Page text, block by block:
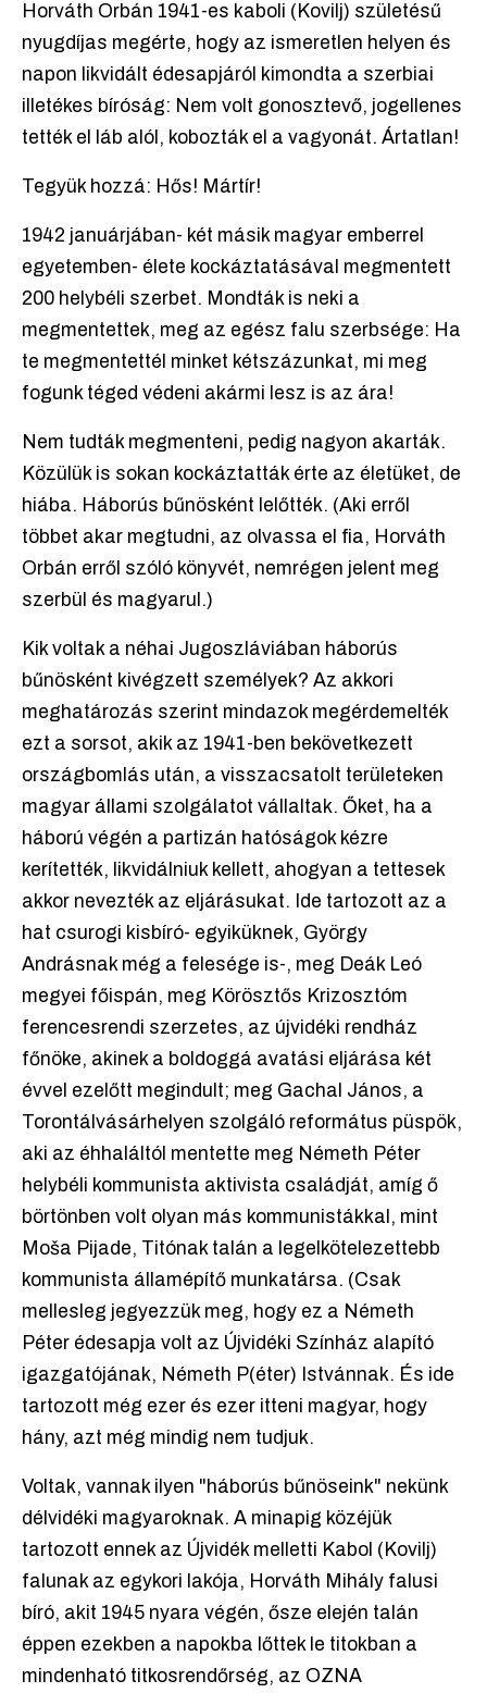
Horváth Orbán 1941-es kaboli (Kovilj) születésű
nyugdíjas megérte, hogy az ismeretlen helyen és
napon likvidált édesapjáról kimondta a szerbiai
illetékes bíróság: Nem volt gonosztevő, jogellenes
tették el láb alól, kobozták el a vagyonát. Ártatlan!
Tegyük hozzá: Hős! Mártír!
1942 januárjában- két másik magyar emberrel
egyetemben- élete kockáztatásával megmentett
200 helybéli szerbet. Mondták is neki a
megmentettek, meg az egész falu szerbsége: Ha
te megmentettél minket kétszázunkat, mi meg
fogunk téged védeni akármi lesz is az ára!
Nem tudták megmenteni, pedig nagyon akarták.
Közülük is sokan kockáztatták érte az életüket, de
hiába. Háborús bűnösként lelőtték. (Aki erről
többet akar megtudni, az olvassa el fia, Horváth
Orbán erről szóló könyvét, nemrégen jelent meg
szerbül és magyarul.)
Kik voltak a néhai Jugoszláviában háborús
bűnösként kivégzett személyek? Az akkori
meghatározás szerint mindazok megérdemelték
ezt a sorsot, akik az 1941-ben bekövetkezett
országbomlás után, a visszacsatolt területeken
magyar állami szolgálatot vállaltak. Őket, ha a
háború végén a partizán hatóságok kézre
kerítették, likvidálniuk kellett, ahogyan a tettesek
akkor nevezték az eljárásukat. Ide tartozott az a
hat csurogi kisbíró- egyiküknek, György
Andrásnak még a felesége is-, meg Deák Leó
megyei főispán, meg Körösztős Krizosztóm
ferencesrendi szerzetes, az újvidéki rendház
főnöke, akinek a boldoggá avatási eljárása két
évvel ezelőtt megindult; meg Gachal János, a
Torontálvásárhelyen szolgáló református püspök,
aki az éhhaláltól mentette meg Németh Péter
helybéli kommunista aktivista családját, amíg ő
börtönben volt olyan más kommunistákkal, mint
Moša Pijade, Titónak talán a legelkötelezettebb
kommunista államépítő munkatársa. (Csak
mellesleg jegyezzük meg, hogy ez a Németh
Péter édesapja volt az Újvidéki Színház alapító
igazgatójának, Németh P(éter) Istvánnak. És ide
tartozott még ezer és ezer itteni magyar, hogy
hány, azt még mindig nem tudjuk.
Voltak, vannak ilyen "háborús bűnöseink" nekünk
délvidéki magyaroknak. A minapig közéjük
tartozott ennek az Újvidék melletti Kabol (Kovilj)
falunak az egykori lakója, Horváth Mihály falusi
bíró, akit 1945 nyara végén, ősze elején talán
éppen ezekben a napokba lőttek le titokban a
mindenható titkosrendőrség, az OZNA